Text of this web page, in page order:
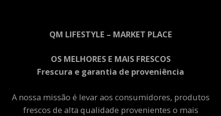
QM LIFESTYLE – MARKET PLACE
OS MELHORES E MAIS FRESCOS
Frescura e garantia de proveniência
A nossa missão é levar aos consumidores, produtos
frescos de alta qualidade provenientes o mais